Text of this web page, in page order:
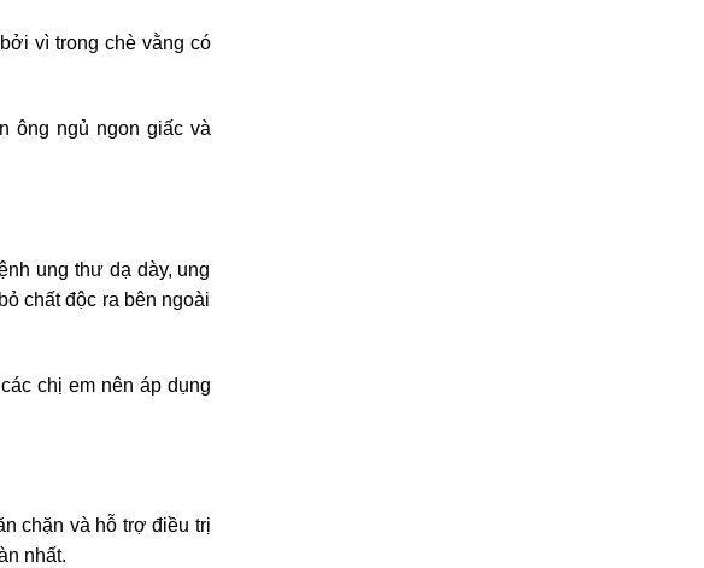
vì trong chè vằng có
ông ngủ ngon giấc và
ung thư dạ dày, ung
chất độc ra bên ngoài
chị em nên áp dụng
chặn và hỗ trợ điều trị
nhất.